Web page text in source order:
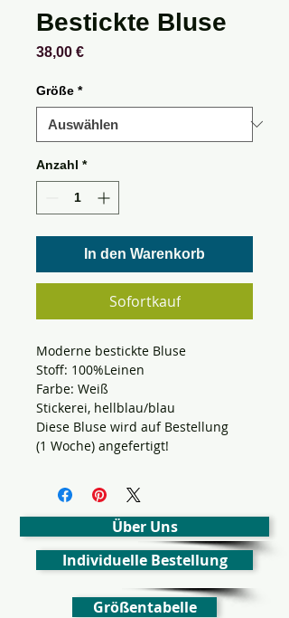
Bestickte Bluse
38,00 €Preis
Größe *
Anzahl *
In den Warenkorb
Sofortkauf
Moderne bestickte Bluse
Stoff: 100%Leinen
Farbe: Weiß
Stickerei, hellblau/blau
Diese Bluse wird auf Bestellung
(1 Woche) angefertigt!
Über Uns
Individuelle Bestellung
Größentabelle